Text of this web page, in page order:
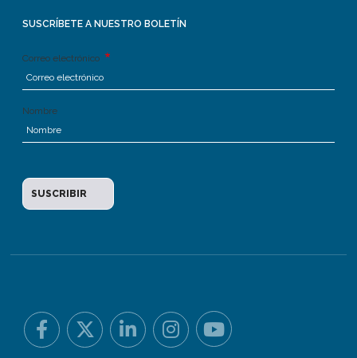
SUSCRÍBETE A NUESTRO BOLETÍN
Correo electrónico
Nombre